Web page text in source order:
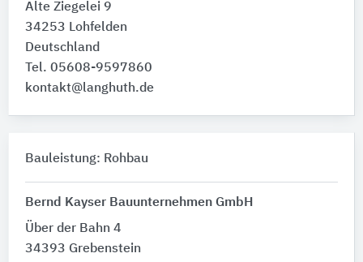
Alte Ziegelei 9
34253 Lohfelden
Deutschland
Tel. 05608-9597860
kontakt@langhuth.de
Bauleistung: Rohbau
Bernd Kayser Bauunternehmen GmbH
Über der Bahn 4
34393 Grebenstein